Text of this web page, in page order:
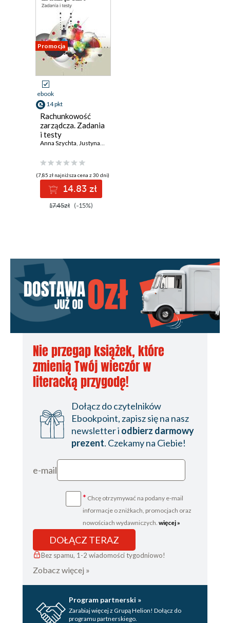
Promocja
ebook
14 pkt
Rachunkowość
zarządcza. Zadania
i testy
Anna Szychta, Justyna Dobroszek
(7,85 zł najniższa cena z 30 dni)
14.83 zł
17.45zł (-15%)
Nie przegap książek, które
zmienią Twój wieczór w
literacką przygodę!
Dołącz do czytelników
Ebookpoint, zapisz się na nasz
newsletter i odbierz darmowy
prezent. Czekamy na Ciebie!
e-mail
* Chcę otrzymywać na podany e-mail
informacje o zniżkach, promocjach oraz
nowościach wydawniczych. więcej »
DOŁĄCZ TERAZ
Bez spamu, 1-2 wiadomości tygodniowo!
Zobacz więcej »
Program partnerski »
Zarabiaj więcej z Grupą Helion! Dołącz do
programu partnerskiego.